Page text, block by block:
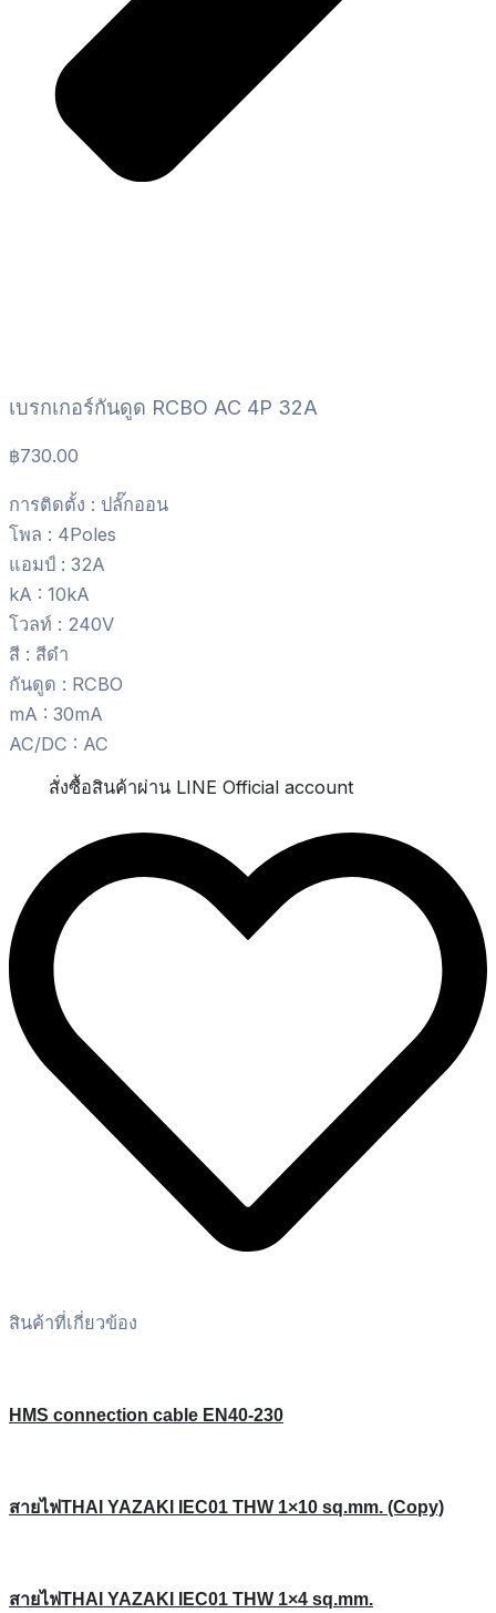
เบรกเกอร์กันดูด RCBO AC 4P 32A
฿730.00
การติดตั้ง : ปลั๊กออน
โพล : 4Poles
แอมป์ : 32A
kA : 10kA
โวลท์ : 240V
สี : สีดำ
กันดูด : RCBO
mA : 30mA
AC/DC : AC
สั่งซื้อสินค้าผ่าน LINE Official account
สินค้าที่เกี่ยวข้อง
HMS connection cable EN40-230
สายไฟTHAI YAZAKI IEC01 THW 1×10 sq.mm. (Copy)
สายไฟTHAI YAZAKI IEC01 THW 1×4 sq.mm.